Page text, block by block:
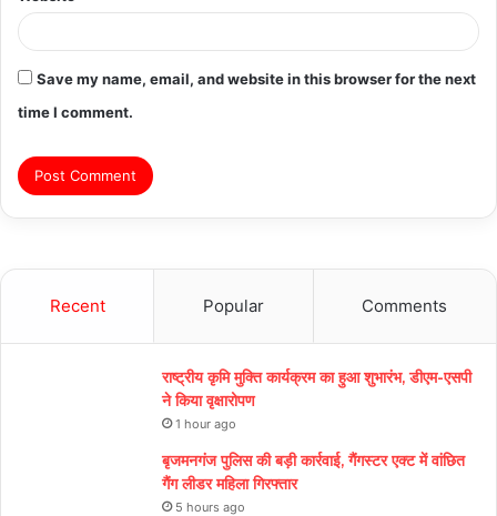
Save my name, email, and website in this browser for the next
time I comment.
Recent Popular Comments
राष्ट्रीय कृमि मुक्ति कार्यक्रम का हुआ शुभारंभ, डीएम-एसपी
ने किया वृक्षारोपण
1 hour ago
बृजमनगंज पुलिस की बड़ी कार्रवाई, गैंगस्टर एक्ट में वांछित
गैंग लीडर महिला गिरफ्तार
5 hours ago